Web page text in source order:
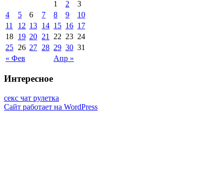
« Фев Апр »
1 2
3
4
5 6 7 8 9
10
11
12 13 14 15 16 17
18 19 20 21 22 23 24
25 26 27 28 29 30 31
Интересное
секс чат рулетка
Сайт работает на WordPress